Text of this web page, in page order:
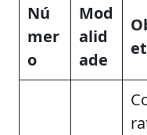
Nú
mer
o
Mod
alid
ade